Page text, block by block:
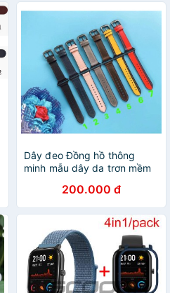
Dây đeo Đồng hồ thông
minh mẫu dây da trơn mềm
200.000 đ